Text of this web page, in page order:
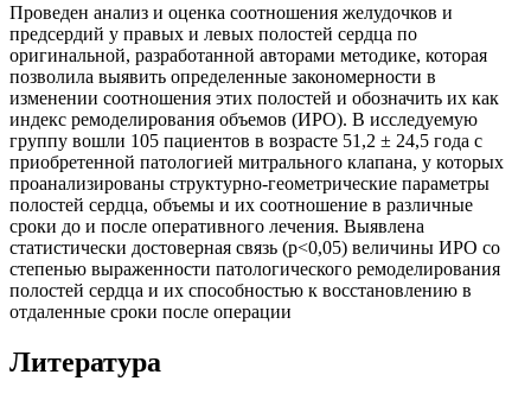
Проведен анализ и оценка соотношения желудочков и
предсердий у правых и левых полостей сердца по
оригинальной, разработанной авторами методике, которая
позволила выявить определенные закономерности в
изменении соотношения этих полостей и обозначить их как
индекс ремоделирования объемов (ИРО). В исследуемую
группу вошли 105 пациентов в возрасте 51,2 ± 24,5 года с
приобретенной патологией митрального клапана, у которых
проанализированы структурно-геометрические параметры
полостей сердца, объемы и их соотношение в различные
сроки до и после оперативного лечения. Выявлена
статистически достоверная связь (р<0,05) величины ИРО со
степенью выраженности патологического ремоделирования
полостей сердца и их способностью к восстановлению в
отдаленные сроки после операции
Литература